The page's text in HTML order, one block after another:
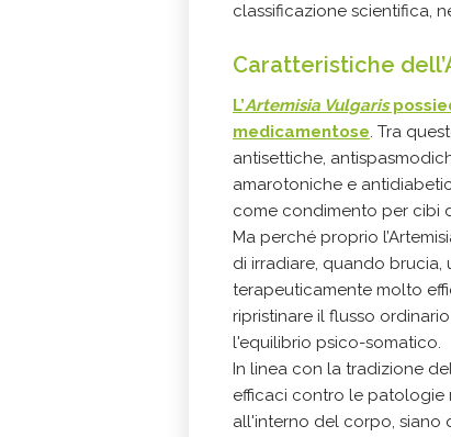
classificazione scientifica,
Caratteristiche
L’Artemisia Vulgaris
medicamentose. Tra
antisettiche,
amarotoniche e
come condimento per cibi
Ma perché proprio
di irradiare, quando
terapeuticamente molto
ripristinare il flusso
l'equilibrio psico-somatico.
In linea con la tradizione
efficaci contro le patologie
all'interno del corpo, siano